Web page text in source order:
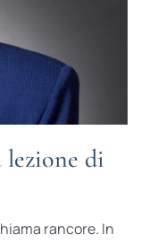
lezione di
rancore. In